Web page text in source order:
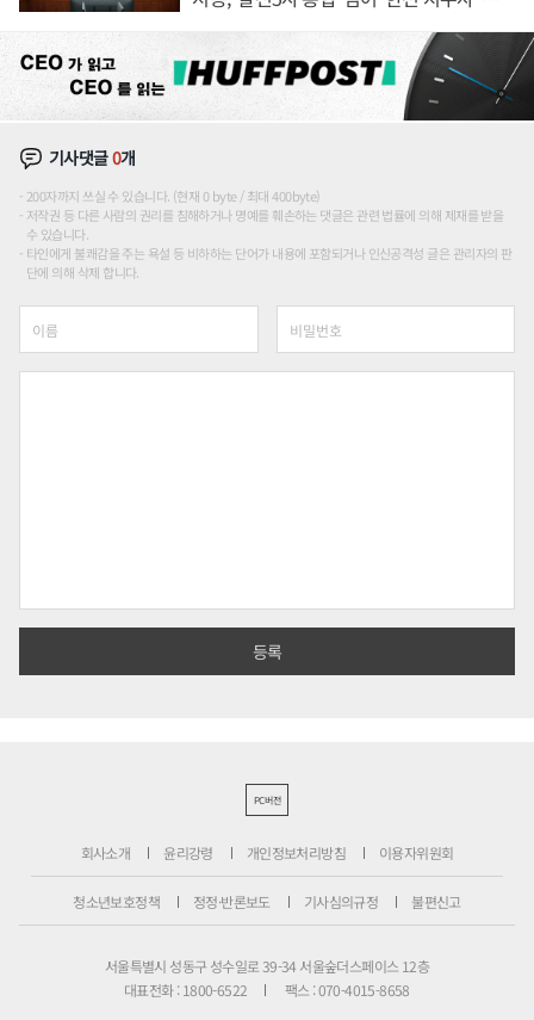
기사댓글0개
200자까지 쓰실 수 있습니다. (현재 0 byte / 최대 400byte)
저작권 등 다른 사람의 권리를 침해하거나 명예를 훼손하는 댓글은 관련 법률에 의해 제재를 받을
수 있습니다.
타인에게 불쾌감을 주는 욕설 등 비하하는 단어가 내용에 포함되거나 인신공격성 글은 관리자의 판
단에 의해 삭제 합니다.
PC버전
회사소개 윤리강령 개인정보처리방침 이용자위원회
청소년보호정책 정정·반론보도 기사심의규정 불편신고
서울특별시 성동구 성수일로 39-34 서울숲더스페이스 12층
대표전화 : 1800-6522
팩스 : 070-4015-8658